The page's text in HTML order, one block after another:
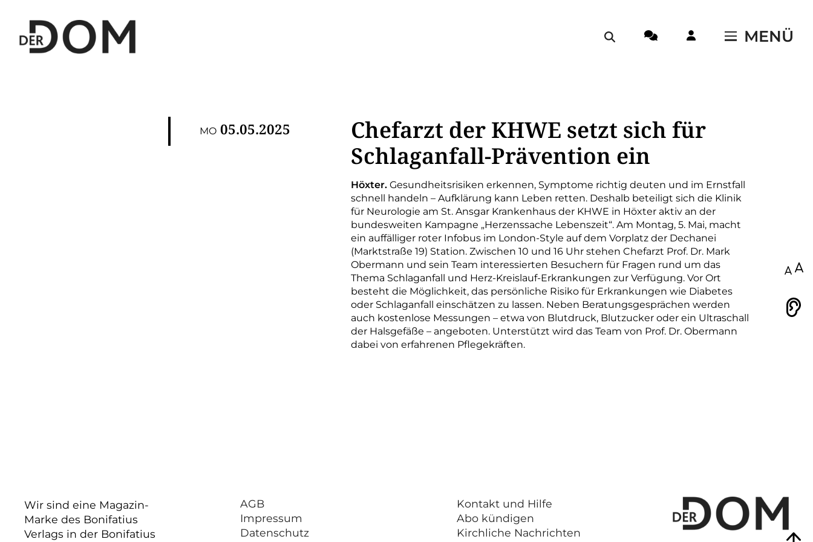
MENÜ
MO 05.05.2025
Chefarzt der KHWE setzt sich für
Schlaganfall-Prävention ein
Höxter. Gesundheitsrisiken erkennen, Symptome richtig deuten und im Ernstfall
schnell handeln – Aufklärung kann Leben retten. Deshalb beteiligt sich die Klinik
für Neurologie am St. Ansgar Krankenhaus der KHWE in Höxter aktiv an der
bundesweiten Kampagne „Herzenssache Lebenszeit“. Am Montag, 5. Mai, macht
ein auffälliger roter Infobus im London-Style auf dem Vorplatz der Dechanei
(Marktstraße 19) Station. Zwischen 10 und 16 Uhr stehen Chefarzt Prof. Dr. Mark
Obermann und sein Team interessierten Besuchern für Fragen rund um das
Thema Schlaganfall und Herz-Kreislauf-Erkrankungen zur Verfügung. Vor Ort
besteht die Möglichkeit, das persönliche Risiko für Erkrankungen wie Diabetes
oder Schlaganfall einschätzen zu lassen. Neben Beratungsgesprächen werden
auch kostenlose Messungen – etwa von Blutdruck, Blutzucker oder ein Ultraschall
der Halsgefäße – angeboten. Unterstützt wird das Team von Prof. Dr. Obermann
dabei von erfahrenen Pflegekräften.
Wir sind eine Magazin-
Marke des Bonifatius
Verlags in der Bonifatius
AGB
Impressum
Datenschutz
Kontakt und Hilfe
Abo kündigen
Kirchliche Nachrichten
100
Vorlesen